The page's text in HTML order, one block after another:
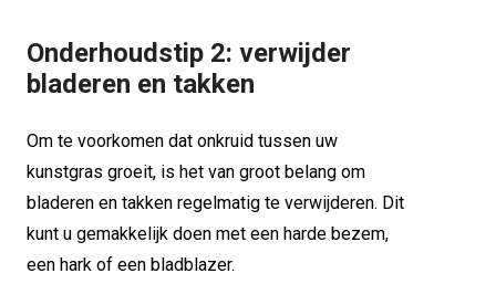
Onderhoudstip 2: verwijder
bladeren en takken
Om te voorkomen dat onkruid tussen uw
kunstgras groeit, is het van groot belang om
bladeren en takken regelmatig te verwijderen. Dit
kunt u gemakkelijk doen met een harde bezem,
een hark of een bladblazer.